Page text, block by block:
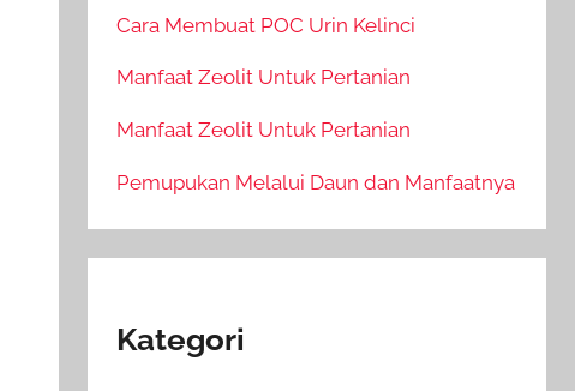
Cara Membuat POC Urin Kelinci
Manfaat Zeolit Untuk Pertanian
Manfaat Zeolit Untuk Pertanian
Pemupukan Melalui Daun dan Manfaatnya
Kategori